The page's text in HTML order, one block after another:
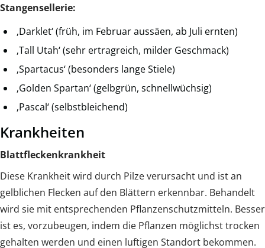
Stangensellerie:
‚Darklet‘ (früh, im Februar aussäen, ab Juli ernten)
‚Tall Utah‘ (sehr ertragreich, milder Geschmack)
‚Spartacus‘ (besonders lange Stiele)
‚Golden Spartan‘ (gelbgrün, schnellwüchsig)
‚Pascal‘ (selbstbleichend)
Krankheiten
Blattfleckenkrankheit
Diese Krankheit wird durch Pilze verursacht und ist an
gelblichen Flecken auf den Blättern erkennbar. Behandelt
wird sie mit entsprechenden Pflanzenschutzmitteln. Besser
ist es, vorzubeugen, indem die Pflanzen möglichst trocken
gehalten werden und einen luftigen Standort bekommen.